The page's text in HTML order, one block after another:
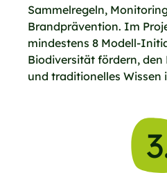
Sammelregeln,
Brandprävention. Im
mindestens 8 Modell-
Biodiversität fördern,
und traditionelles Wissen